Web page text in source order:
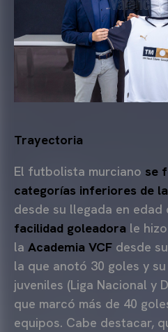
Trayectoria
El futbolista murciano se
categorías inferiores de
desde su llegada en edad
facilidad goleadora le
la Academia VCF desde
la que anotó 30 goles y
juveniles (Liga Nacional y
que marcó más de 40
equipos. Cabe destacar,